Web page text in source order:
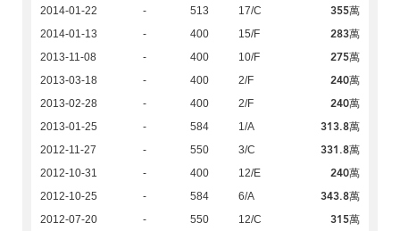
2014-01-22 - 513 17/C 355萬
2014-01-13 - 400 15/F 283萬
2013-11-08 - 400 10/F 275萬
2013-03-18 - 400 2/F 240萬
2013-02-28 - 400 2/F 240萬
2013-01-25 - 584 1/A 313.8萬
2012-11-27 - 550 3/C 331.8萬
2012-10-31 - 400 12/E 240萬
2012-10-25 - 584 6/A 343.8萬
2012-07-20 - 550 12/C 315萬